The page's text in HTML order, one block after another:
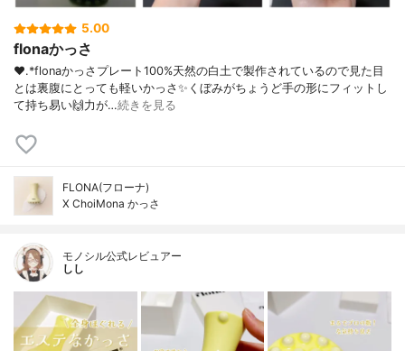
5.00
flonaかっさ
❤︎.*⁡flonaかっさプレート⁡100%天然の白土で製作されているので見た目
とは裏腹にとっても軽いかっさ✨くぼみがちょうど手の形にフィットし
て持ち易い🙌力が…続きを見る
FLONA(フローナ)
X ChoiMona かっさ
モノシル公式レビュアー
しし